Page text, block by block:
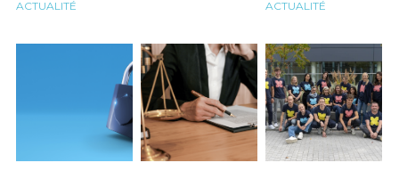
ACTUALITÉ
ACTUALITÉ